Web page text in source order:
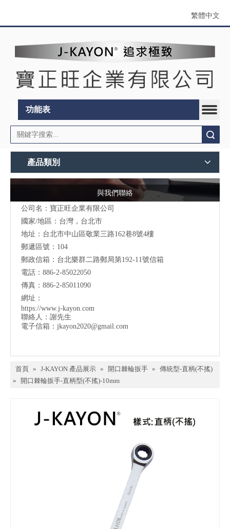
繁體中文
功能表
產品類別
與我們聯絡
公司名：寶正旺企業有限公司
國家/地區：台灣，台北市
地址：台北市中山區敬業三路162巷8號4樓
郵遞區號：104
郵政信箱：台北樂群二路郵局第192-11號信箱
電話：886-2-85022050
傳真：886-2-85011090
網址：
https://www.j-kayon.com
聯絡人：謝先生
電子信箱： jkayon2020@gmail.com
首頁 » J-KAYON 產品展示 » 開口棘輪扳手 » 傳統型-直柄(不搖)
»
開口棘輪扳手-直柄型(不搖)-10mm